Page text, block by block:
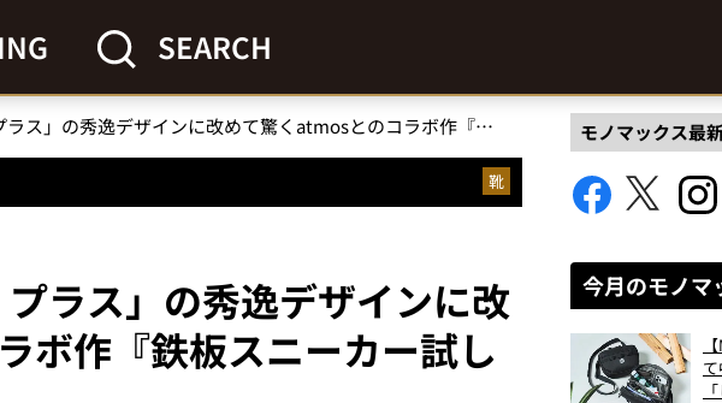
SEARCH
ナイキ「エア マックス プラス」の秀逸デザインに改めて驚くatmosとのコラボ作『鉄板スニーカー試し履き』
靴
ラス」の秀逸デザインに改
ボ作『鉄板スニーカー試し
モノマックス最
今月のモノマ